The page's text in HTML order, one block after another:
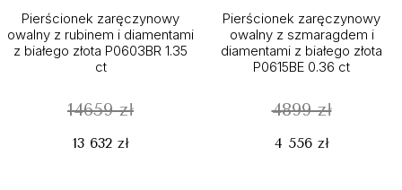
Pierścionek zaręczynowy
owalny z rubinem i diamentami
z białego złota P0603BR 1.35
ct
14659 zł
13 632 zł
Pierścionek zaręczynowy
owalny z szmaragdem i
diamentami z białego złota
P0615BE 0.36 ct
4899 zł
4 556 zł